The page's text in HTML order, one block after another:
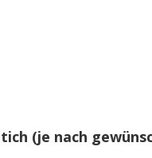
(je nach